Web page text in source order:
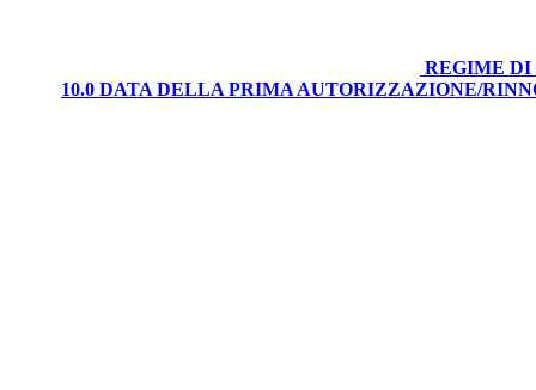
REGIME DI
10.0 DATA DELLA PRIMA AUTORIZZAZIONE/